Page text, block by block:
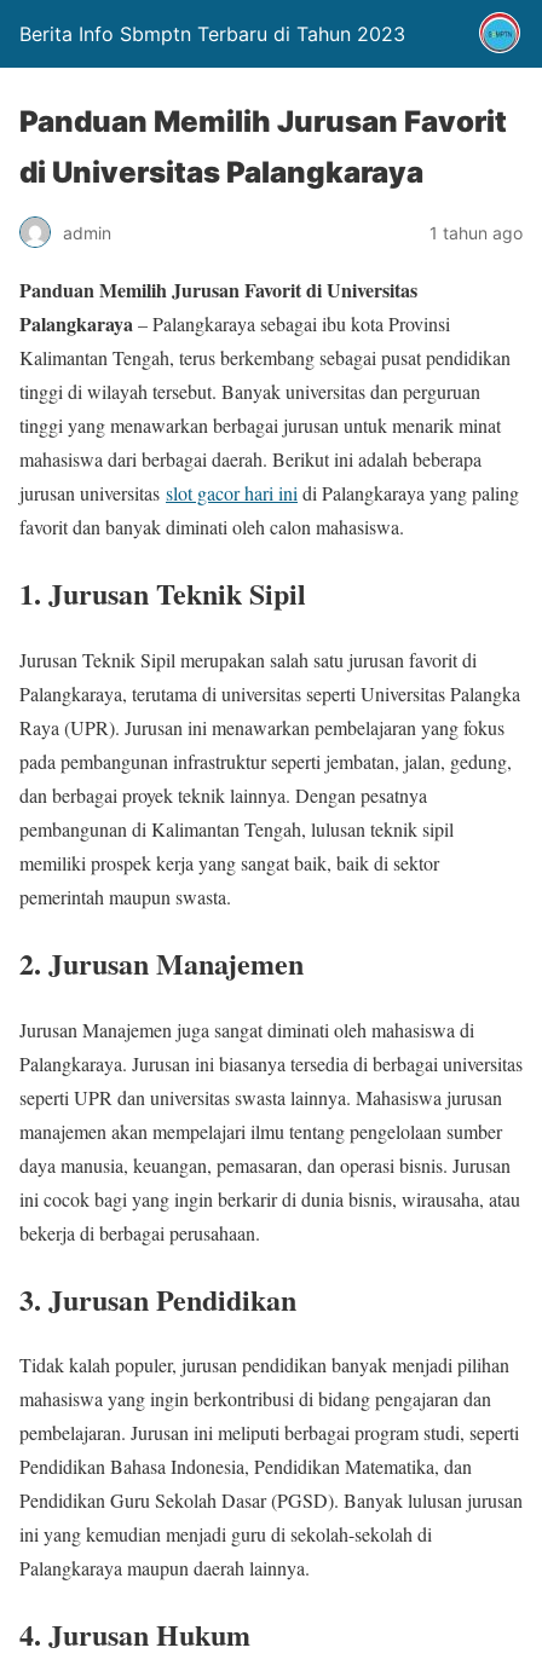
Berita Info Sbmptn Terbaru di Tahun 2023
Panduan Memilih Jurusan Favorit
di Universitas Palangkaraya
admin 1 tahun ago
Panduan Memilih Jurusan Favorit di Universitas
Palangkaraya– Palangkaraya sebagai ibu kota Provinsi
Kalimantan Tengah, terus berkembang sebagai pusat pendidikan
tinggi di wilayah tersebut. Banyak universitas dan perguruan
tinggi yang menawarkan berbagai jurusan untuk menarik minat
mahasiswa dari berbagai daerah. Berikut ini adalah beberapa
jurusan universitas slot gacor hari ini di Palangkaraya yang paling
favorit dan banyak diminati oleh calon mahasiswa.
1. Jurusan Teknik Sipil
Jurusan Teknik Sipil merupakan salah satu jurusan favorit di
Palangkaraya, terutama di universitas seperti Universitas Palangka
Raya (UPR). Jurusan ini menawarkan pembelajaran yang fokus
pada pembangunan infrastruktur seperti jembatan, jalan, gedung,
dan berbagai proyek teknik lainnya. Dengan pesatnya
pembangunan di Kalimantan Tengah, lulusan teknik sipil
memiliki prospek kerja yang sangat baik, baik di sektor
pemerintah maupun swasta.
2. Jurusan Manajemen
Jurusan Manajemen juga sangat diminati oleh mahasiswa di
Palangkaraya. Jurusan ini biasanya tersedia di berbagai universitas
seperti UPR dan universitas swasta lainnya. Mahasiswa jurusan
manajemen akan mempelajari ilmu tentang pengelolaan sumber
daya manusia, keuangan, pemasaran, dan operasi bisnis. Jurusan
ini cocok bagi yang ingin berkarir di dunia bisnis, wirausaha, atau
bekerja di berbagai perusahaan.
3. Jurusan Pendidikan
Tidak kalah populer, jurusan pendidikan banyak menjadi pilihan
mahasiswa yang ingin berkontribusi di bidang pengajaran dan
pembelajaran. Jurusan ini meliputi berbagai program studi, seperti
Pendidikan Bahasa Indonesia, Pendidikan Matematika, dan
Pendidikan Guru Sekolah Dasar (PGSD). Banyak lulusan jurusan
ini yang kemudian menjadi guru di sekolah-sekolah di
Palangkaraya maupun daerah lainnya.
4. Jurusan Hukum